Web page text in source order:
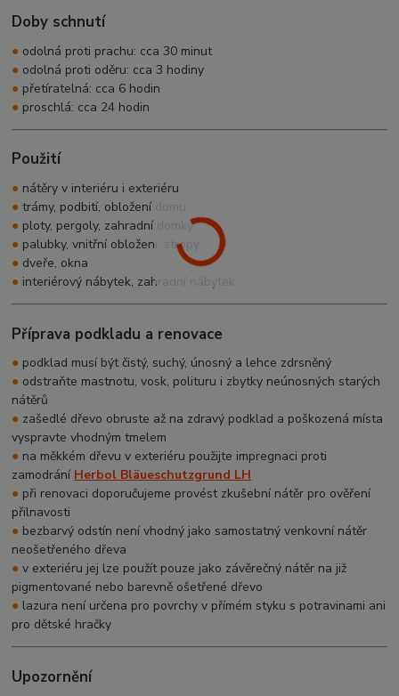
Doby schnutí
● odolná proti prachu: cca 30 minut
● odolná proti oděru: cca 3 hodiny
● přetíratelná: cca 6 hodin
● proschlá: cca 24 hodin
Použití
● nátěry v interiéru i exteriéru
● trámy, podbití, obložení domu
● ploty, pergoly, zahradní domky
● palubky, vnitřní obložení, stropy
● dveře, okna
● interiérový nábytek, zahradní nábytek
Příprava podkladu a renovace
● podklad musí být čistý, suchý, únosný a lehce zdrsněný
● odstraňte mastnotu, vosk, polituru i zbytky neúnosných starých
nátěrů
● zašedlé dřevo obruste až na zdravý podklad a poškozená místa
vyspravte vhodným tmelem
● na měkkém dřevu v exteriéru použijte impregnaci proti
zamodrání Herbol Bläueschutzgrund LH
● při renovaci doporučujeme provést zkušební nátěr pro ověření
přilnavosti
● bezbarvý odstín není vhodný jako samostatný venkovní nátěr
neošetřeného dřeva
● v exteriéru jej lze použít pouze jako závěrečný nátěr na již
pigmentované nebo barevně ošetřené dřevo
● lazura není určena pro povrchy v přímém styku s potravinami ani
pro dětské hračky
Upozornění